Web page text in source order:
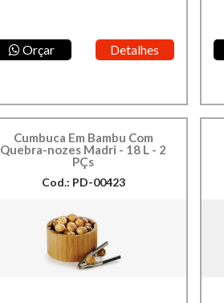
Orçar Detalhes
Cumbuca Em Bambu Com
Quebra-nozes Madri - 18 L - 2
PÇs
Cod.: PD-00423